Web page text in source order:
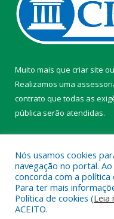
Muito mais que criar site ou
Realizamos uma
contrato que todas as
pública serão atendidas.
Todos os direitos
Nós usamos cookies
navegação no portal.
concorda com a
Para ter mais
Política de cookies (Leia
ACEITO.